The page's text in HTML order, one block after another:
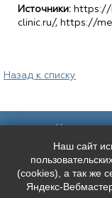
Источники:
clinic.ru/, https://
Назад к списку
Наш адрес:
Санкт-
Каменноостровский пр.
арку со стороны улицы
Режим работы: пн - пт:
Наш сайт
(cookies), а так же
Яндекс-